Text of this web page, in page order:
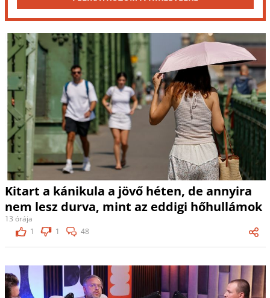
Kitart a kánikula a jövő héten, de annyira
nem lesz durva, mint az eddigi hőhullámok
13 órája
1
1 48